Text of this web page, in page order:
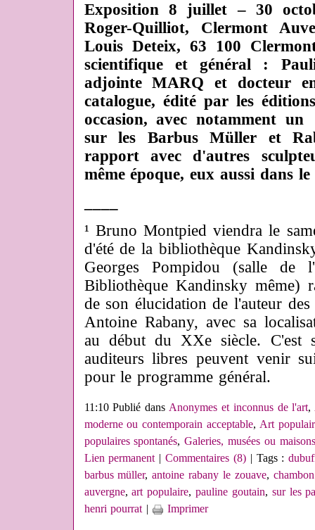
Exposition 8 juillet – 30
Roger-Quilliot, Clermont
Louis Deteix, 63 100
scientifique et général :
adjointe MARQ et docteur
catalogue, édité par les
occasion, avec notamment
sur les Barbus Müller et
rapport avec d'autres
même époque, eux aussi dans
¹ Bruno Montpied viendra le
d'été de la bibliothèque
Georges Pompidou (salle
Bibliothèque Kandinsky même)
de son élucidation de l'auteur
Antoine Rabany, avec sa
au début du XXe siècle. C'est
auditeurs libres peuvent venir
pour le programme général.
11:10 Publié dansAnonymes et inconnus de l'art,
moderne ou contemporain acceptable, Art
populaires spontanés,Galeries, musées ou
Lien permanent|Commentaires (8)| Tags :
barbus müller,antoine rabany le zouave,
auvergne,art populaire,pauline goutain, sur les
henri pourrat| Imprimer